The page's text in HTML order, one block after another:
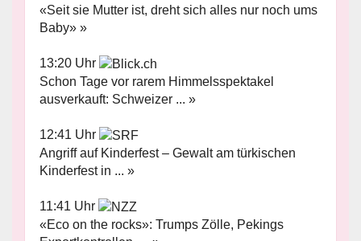
«Seit sie Mutter ist, dreht sich alles nur noch ums
Baby» »
13:20 Uhr
Schon Tage vor rarem Himmelsspektakel
ausverkauft: Schweizer ... »
12:41 Uhr
Angriff auf Kinderfest – Gewalt am türkischen
Kinderfest in ... »
11:41 Uhr
«Eco on the rocks»: Trumps Zölle, Pekings